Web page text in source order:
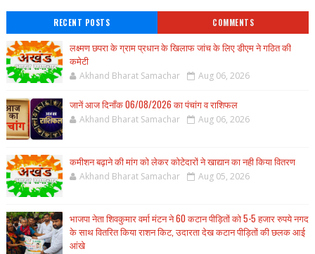
RECENT POSTS COMMENTS
लक्ष्मण छपरा के ग्राम प्रधान के खिलाफ जांच के लिए डीएम ने गठित की
कमेटी
Akhand Bharat Samachar Aug 06, 2026
जानें आज दिनाँक 06/08/2026 का पंचांग व राशिफल
Akhand Bharat Samachar Aug 06, 2026
कमीशन बढ़ाने की मांग को लेकर कोटेदारों ने खाद्यान का नही किया वितरण
Akhand Bharat Samachar Aug 05, 2026
भाजपा नेता शिवकुमार वर्मा मंटन ने 60 कटान पीड़ितों को 5-5 हजार रुपये नगद
के साथ वितरित किया राशन किट, उदारता देख कटान पीड़ितों की छलक आई
आंखे